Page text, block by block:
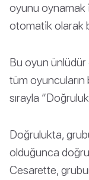
oyunu oynamak
otomatik olarak
Bu oyun ünlüdür
tüm oyuncuların
sırayla
Doğrulukta,
olduğunca
Cesarette,